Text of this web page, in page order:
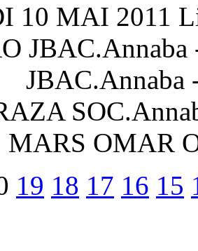
DU MARDI 10
SONATRO
KHERRAZA
16h00
19
20 التالي>